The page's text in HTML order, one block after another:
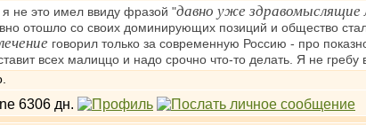
я не это имел ввиду фразой "давно уже
отошло со своих доминирующих позиций и общество
говорил только за современную Россию - про
всех малиццо и надо срочно что-то делать. Я не гребу